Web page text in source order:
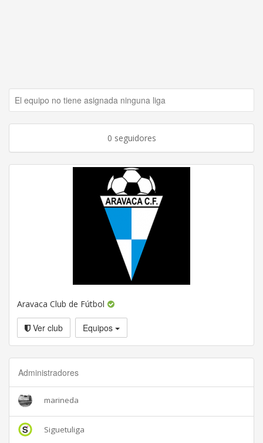
El equipo no tiene asignada ninguna liga
0 seguidores
Aravaca Club de Fútbol
Ver club Equipos
Administradores
marineda
Siguetuliga